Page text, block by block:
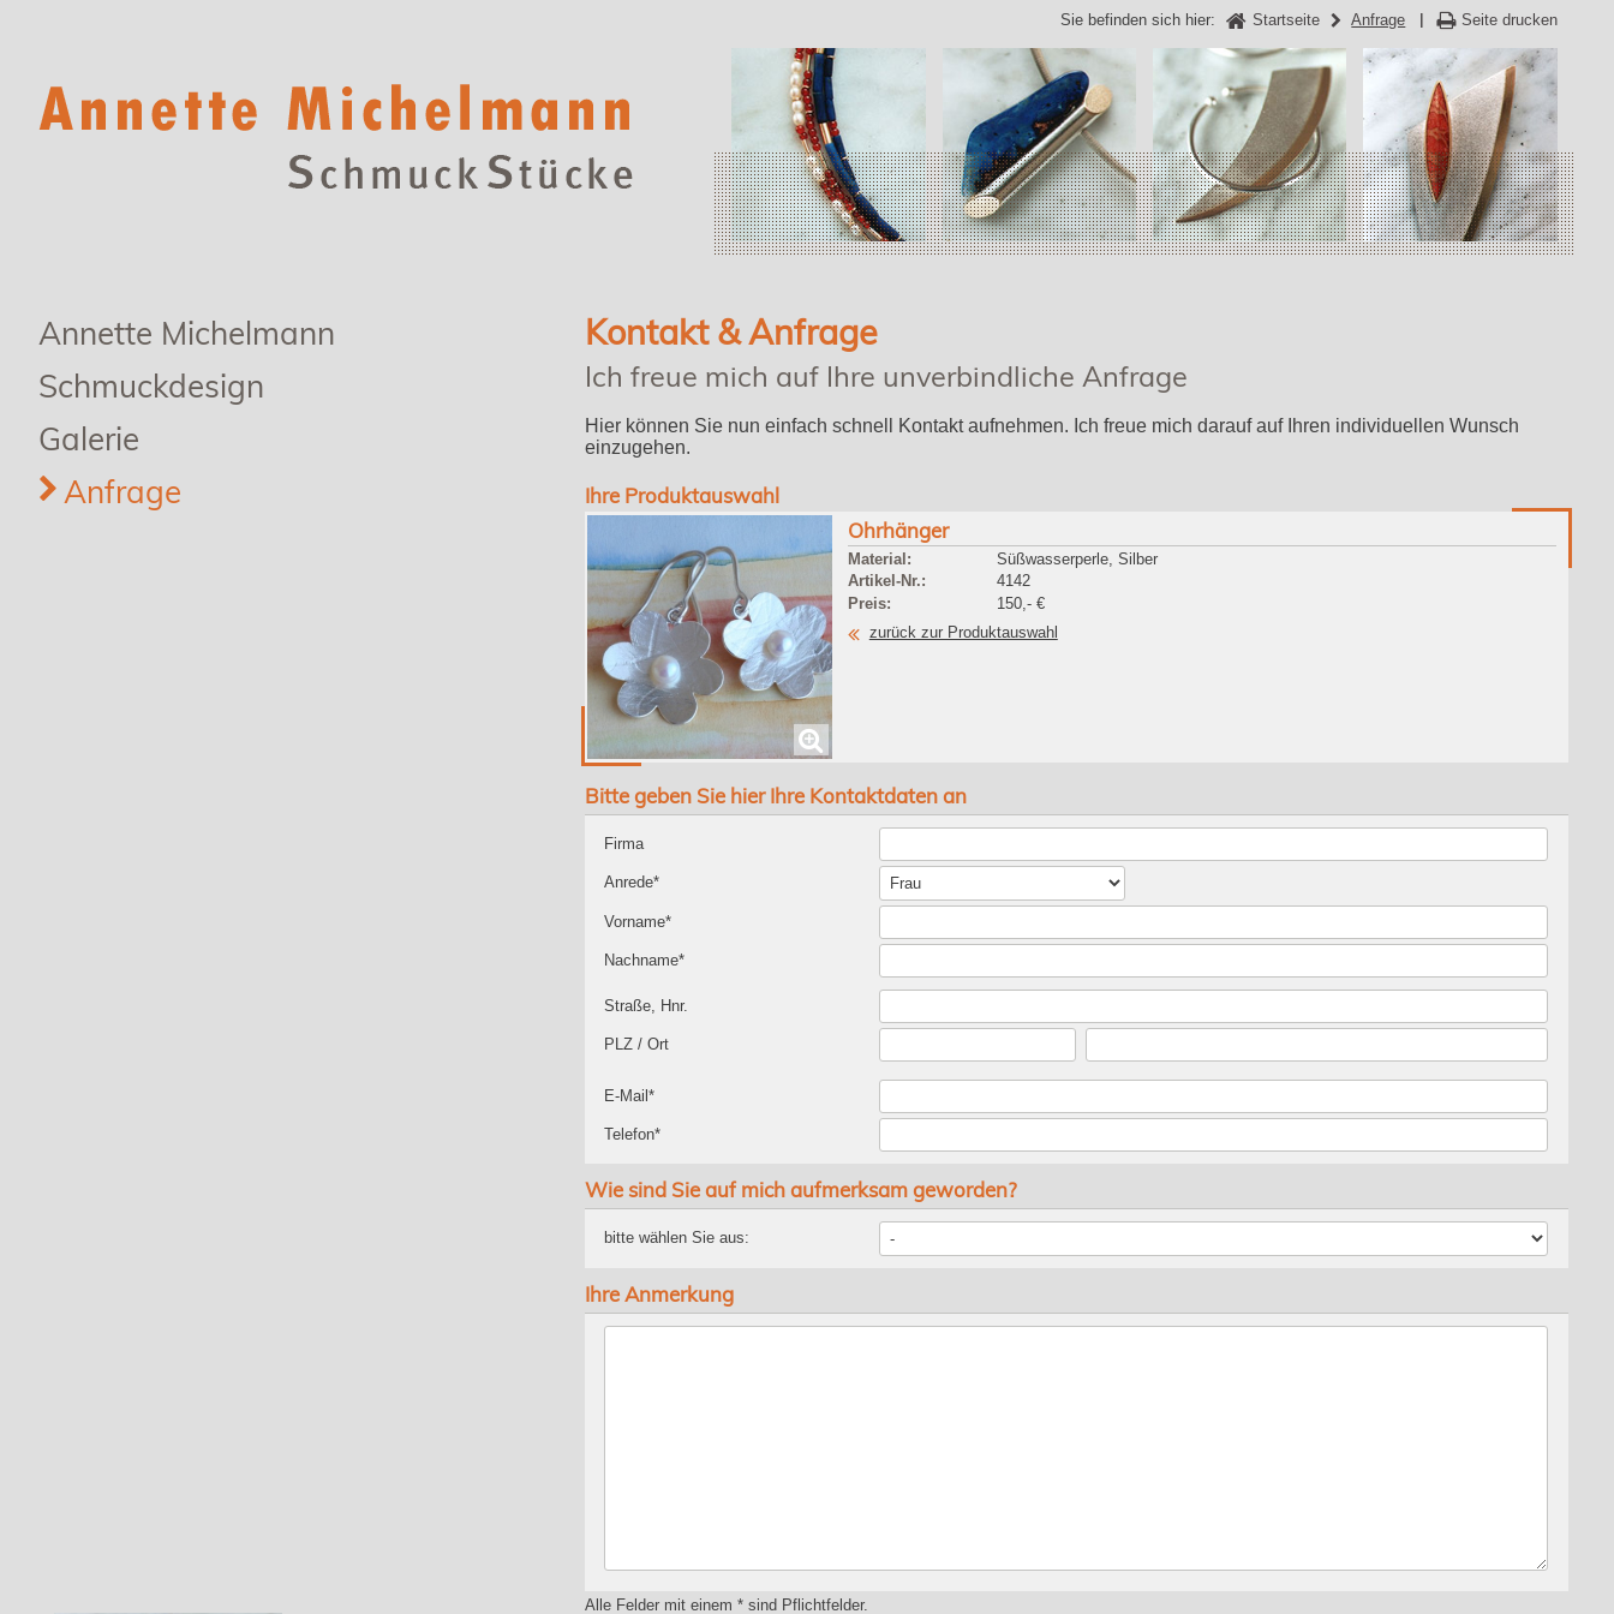
Sie befinden sich hier: Startseite Anfrage Seite drucken
Annette Michelmann
Schmuckdesign
Galerie
Anfrage
Kontakt & Anfrage
Ich freue mich auf Ihre unverbindliche Anfrage
Hier können Sie nun einfach schnell Kontakt aufnehmen. Ich freue mich darauf auf Ihren individuellen Wunsch
einzugehen.
Ihre Produktauswahl
Ohrhänger
Material:
Süßwasserperle, Silber
Artikel-Nr.:
4142
Preis:
150,- €
zurück zur Produktauswahl
Bitte geben Sie hier Ihre Kontaktdaten an
Firma
Anrede*
Vorname*
Nachname*
Straße, Hnr.
PLZ / Ort
E-Mail*
Telefon*
Wie sind Sie auf mich aufmerksam geworden?
bitte wählen Sie aus:
Ihre Anmerkung
Alle Felder mit einem * sind Pflichtfelder.